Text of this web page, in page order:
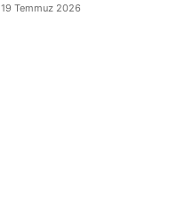
19 Temmuz 2026